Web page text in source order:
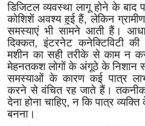
डिजिटल व्यवस्था लागू होने के बाद
कोशिशें अवश्य हुई हैं, लेकिन
समस्याएं भी सामने आती हैं।
दिक्कत, इंटरनेट कनेक्टिविटी की
मशीन का सही तरीके से काम न
मेहनतकश लोगों के अंगूठे के निशान
समस्याओं के कारण कई पात्र
करने से वंचित रह जाते हैं। तकनीक
देना होना चाहिए, न कि पात्र
बनना।